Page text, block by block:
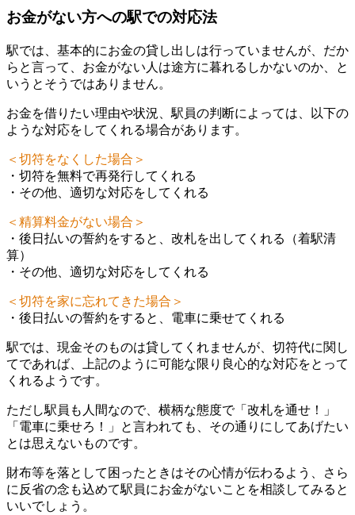
お金がない方への駅での対応法
駅では、基本的にお金の貸し出しは行っていませんが、だか
らと言って、お金がない人は途方に暮れるしかないのか、と
いうとそうではありません。
お金を借りたい理由や状況、駅員の判断によっては、以下の
ような対応をしてくれる場合があります。
＜切符をなくした場合＞
・切符を無料で再発行してくれる
・その他、適切な対応をしてくれる
＜精算料金がない場合＞
・後日払いの誓約をすると、改札を出してくれる（着駅清
算）
・その他、適切な対応をしてくれる
＜切符を家に忘れてきた場合＞
・後日払いの誓約をすると、電車に乗せてくれる
駅では、現金そのものは貸してくれませんが、切符代に関し
てであれば、上記のように可能な限り良心的な対応をとって
くれるようです。
ただし駅員も人間なので、横柄な態度で「改札を通せ！」
「電車に乗せろ！」と言われても、その通りにしてあげたい
とは思えないものです。
財布等を落として困ったときはその心情が伝わるよう、さら
に反省の念も込めて駅員にお金がないことを相談してみると
いいでしょう。